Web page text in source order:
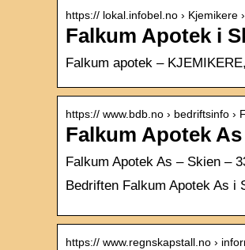
https:// lokal.infobel.no › Kjemikere
Falkum Apotek i
Falkum apotek –
https:// www.bdb.no › bedriftsinfo ›
Falkum Apotek
Falkum Apotek As – Skien –
Bedriften Falkum Apotek As i
https:// www.regnskapstall.no ›